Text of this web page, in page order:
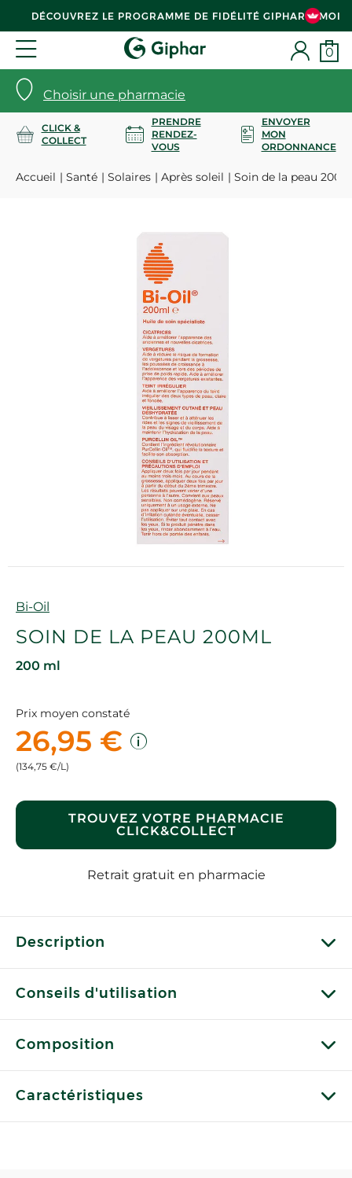
DÉCOUVREZ LE PROGRAMME DE FIDÉLITÉ GIPHAR & MOI
Choisir une pharmacie
0
CLICK &
COLLECT
PRENDRE
RENDEZ-
VOUS
ENVOYER
MON
ORDONNANCE
Accueil Santé Solaires Après soleil Soin de la peau
Marque
Bi-Oil
SOIN DE LA PEAU 200ML
200 ml
Prix moyen constaté
26,95 €
(134,75 €/L)
TROUVEZ VOTRE PHARMACIE
CLICK&COLLECT
Retrait gratuit en pharmacie
Description
Conseils d'utilisation
Composition
Caractéristiques